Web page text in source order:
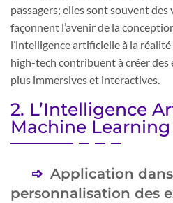
passagers; elles sont souvent
façonnent l’avenir de la
l’intelligence artificielle à la
high-tech contribuent à créer
plus immersives et interactives.
2. L’Intelligence
Machine Learning
Application
personnalisation des